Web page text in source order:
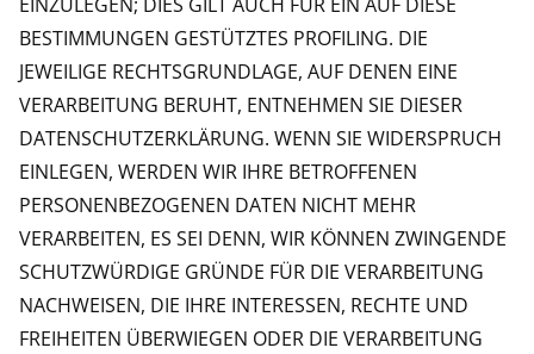
BESTIMMUNGEN GESTÜTZTES PROFILING. DIE
JEWEILIGE RECHTSGRUNDLAGE, AUF DENEN EINE
VERARBEITUNG BERUHT, ENTNEHMEN SIE DIESER
DATENSCHUTZERKLÄRUNG. WENN SIE WIDERSPRUCH
EINLEGEN, WERDEN WIR IHRE BETROFFENEN
PERSONENBEZOGENEN DATEN NICHT MEHR
VERARBEITEN, ES SEI DENN, WIR KÖNNEN ZWINGENDE
SCHUTZWÜRDIGE GRÜNDE FÜR DIE VERARBEITUNG
NACHWEISEN, DIE IHRE INTERESSEN, RECHTE UND
FREIHEITEN ÜBERWIEGEN ODER DIE VERARBEITUNG